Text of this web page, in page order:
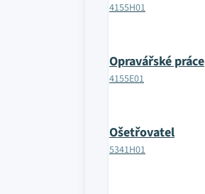
4155H01
Opravářské práce
4155E01
Ošetřovatel
5341H01